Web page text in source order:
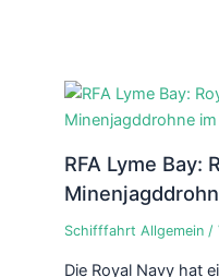
RFA Lyme Bay:
Schifffahrt Allgemein/
Die Royal Navy hat